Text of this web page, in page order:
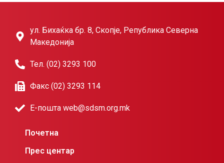
ул. Бихаќка бр. 8, Скопје, Република Северна
Македонија
Тел. (02) 3293 100
Факс (02) 3293 114
Е-пошта web@sdsm.org.mk
Почетна
Прес центар